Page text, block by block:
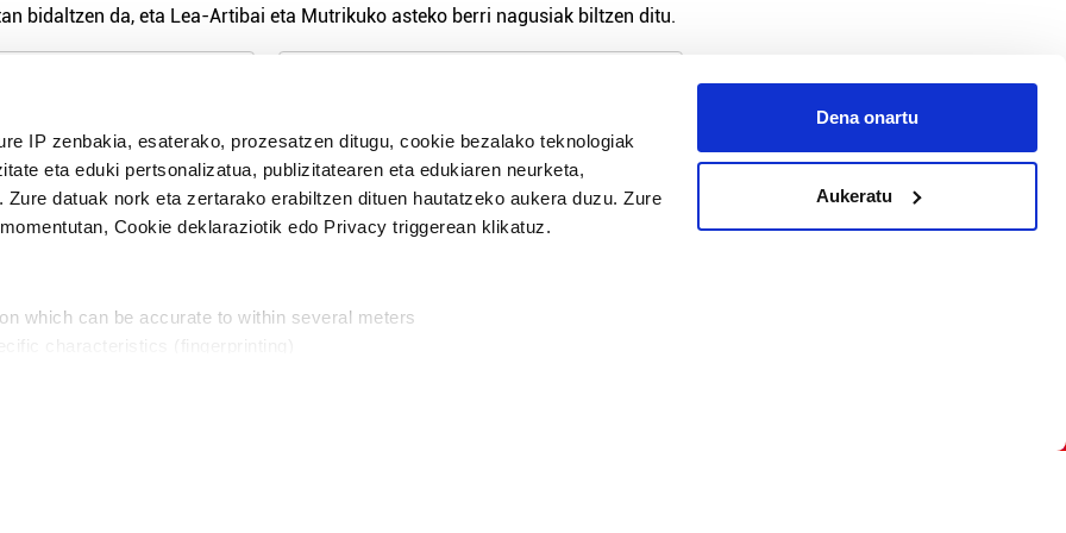
IP zenbakia, esaterako, prozesatzen ditugu, cookie bezalako teknologiak
eta eduki pertsonalizatua, publizitatearen eta edukiaren neurketa,
datuak nork eta zertarako erabiltzen dituen hautatzeko aukera duzu. Zure
Cookie deklaraziotik edo Privacy triggerean klikatuz.
which can be accurate to within several meters
Dena onartu
Aukeratu
bidaltzen da, eta Lea-Artibai eta Mutrikuko asteko berri nagusiak biltzen ditu.
Harpidetu
modu librean kontatzea da gure eginkizuna. Horretarako zure ekarpena